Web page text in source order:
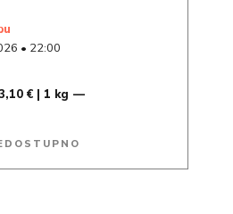
• 22:00
3,10 € | 1 kg